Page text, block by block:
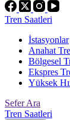
Tren Saatleri
İstasyonlar
Anahat
Bölgesel
Ekspres
Yüksek
Sefer Ara
Tren Saatleri